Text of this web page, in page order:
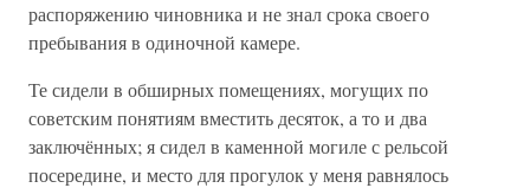
распоряжению чиновника и не знал срока своего
пребывания в одиночной камере.
Те сидели в обширных помещениях, могущих по
советским понятиям вместить десяток, а то и два
заключённых; я сидел в каменной могиле с рельсой
посередине, и место для прогулок у меня равнялось